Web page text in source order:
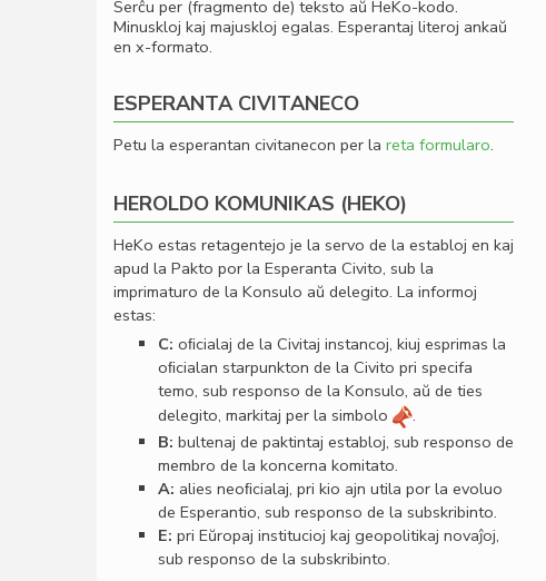
Serĉu per (fragmento de) teksto aŭ HeKo-kodo.
Minuskloj kaj majuskloj egalas. Esperantaj literoj ankaŭ
en x-formato.
ESPERANTA CIVITANECO
Petu la esperantan civitanecon per la reta formularo.
HEROLDO KOMUNIKAS (HEKO)
HeKo estas retagentejo je la servo de la establoj en kaj
apud la Pakto por la Esperanta Civito, sub la
imprimaturo de la Konsulo aŭ delegito. La informoj
estas:
C: oﬁcialaj de la Civitaj instancoj, kiuj esprimas la
oﬁcialan starpunkton de la Civito pri specifa
temo, sub responso de la Konsulo, aŭ de ties
delegito, markitaj per la simbolo
.
B: bultenaj de paktintaj establoj, sub responso de
membro de la koncerna komitato.
A: alies neoﬁcialaj, pri kio ajn utila por la evoluo
de Esperantio, sub responso de la subskribinto.
E: pri Eŭropaj institucioj kaj geopolitikaj novaĵoj,
sub responso de la subskribinto.